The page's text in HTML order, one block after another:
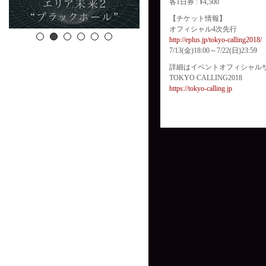
各1日券 : ¥4,500
【チケット情報】
オフィシャル4次先行
http://eplus.jp/tokyo-calling2018/
7/13(金)18:00～7/22(日)23:59
詳細はイベントオフィシャル
TOKYO CALLING2018
https://tokyo-calling.jp